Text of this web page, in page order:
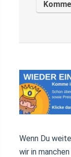
Wenn Du
wir in